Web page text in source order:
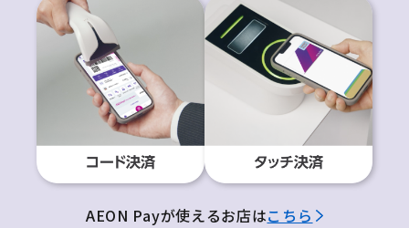
AEON Payが使えるお店はこちら